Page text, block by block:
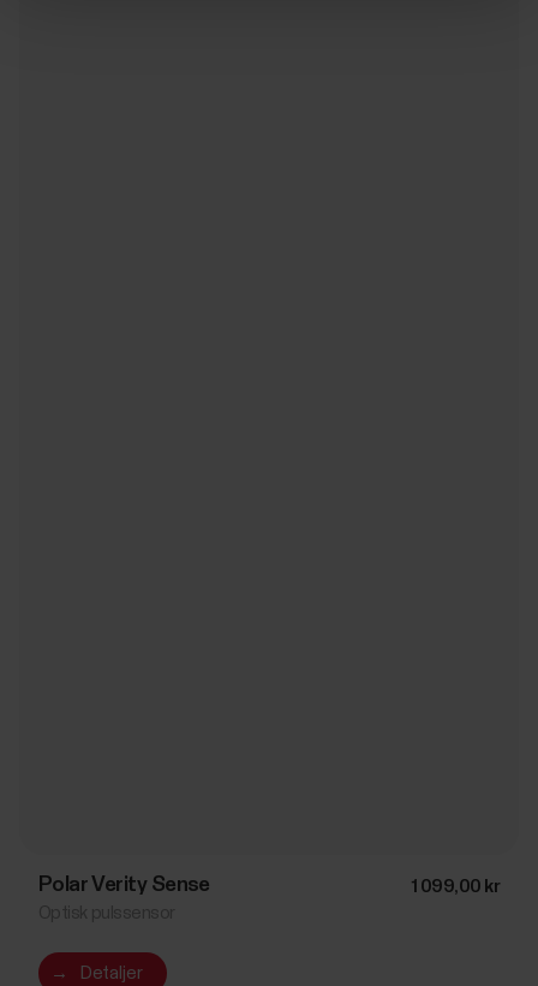
Polar Verity Sense 1 099,00 kr
→ Detaljer